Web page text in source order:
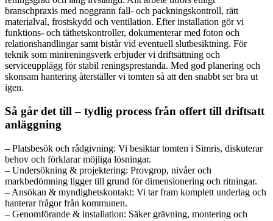
branschpraxis med noggrann fall- och packningskontroll, rätt
materialval, frostskydd och ventilation. Efter installation gör vi
funktions- och täthetskontroller, dokumenterar med foton och
relationshandlingar samt bistår vid eventuell slutbesiktning. För
teknik som minireningsverk erbjuder vi driftsättning och
serviceupplägg för stabil reningsprestanda. Med god planering och
skonsam hantering återställer vi tomten så att den snabbt ser bra ut
igen.
Så går det till – tydlig process från offert till driftsatt
anläggning
– Platsbesök och rådgivning: Vi besiktar tomten i Simris, diskuterar
behov och förklarar möjliga lösningar.
– Undersökning & projektering: Provgrop, nivåer och
markbedömning ligger till grund för dimensionering och ritningar.
– Ansökan & myndighetskontakt: Vi tar fram komplett underlag och
hanterar frågor från kommunen.
– Genomförande & installation: Säker grävning, montering och